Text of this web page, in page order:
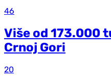
46
Više od 173.000
Crnoj Gori
20